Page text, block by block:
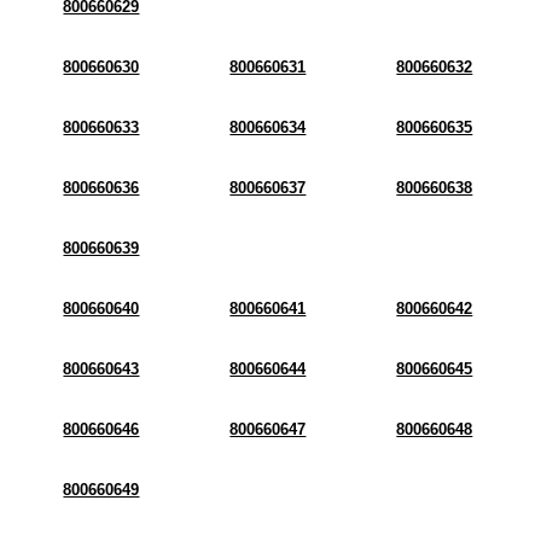
800660629
800660630 800660631 800660632
800660633 800660634 800660635
800660636 800660637 800660638
800660639
800660640 800660641 800660642
800660643 800660644 800660645
800660646 800660647 800660648
800660649